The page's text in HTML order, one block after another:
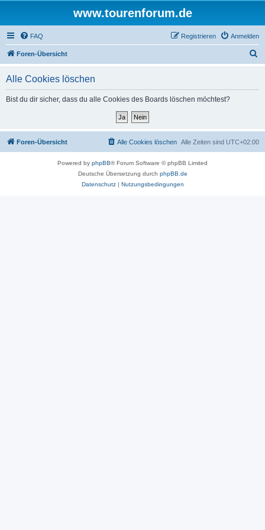
www.tourenforum.de
FAQ Anmelden
Registrieren
Foren-Übersicht
Alle Cookies löschen
Bist du dir sicher, dass du alle Cookies des Boards löschen möchtest?
Foren-Übersicht Alle Zeiten sind UTC+02:00
Alle Cookies löschen
Powered by phpBB® Forum Software © phpBB Limited
Deutsche Übersetzung durch phpBB.de
Datenschutz| Nutzungsbedingungen